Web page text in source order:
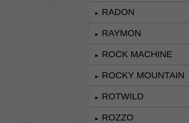
► RADON
► RAYMON
► ROCK MACHINE
► ROCKY MOUNTAIN
► ROTWILD
► ROZZO